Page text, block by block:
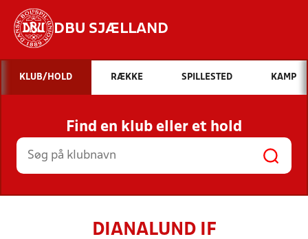
DBU SJÆLLAND
Hvad vil du søge efter?
INDHOLD OG NYHEDER
STILLINGER, RESULTATER, KLUBBER OG
HOLD
KLUB/HOLD RÆKKE SPILLESTED KAMP
Find en klub eller et hold
DIANALUND IF